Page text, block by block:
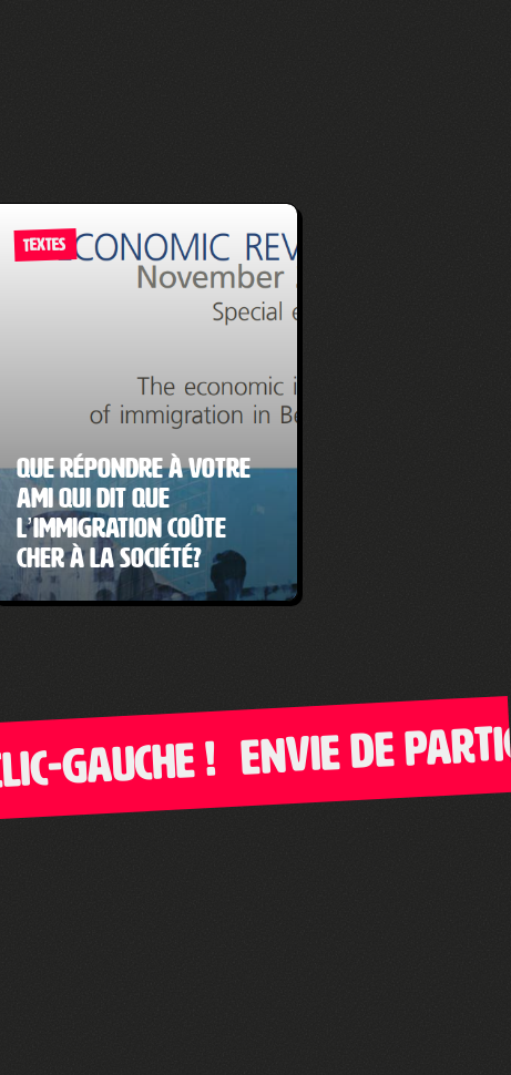
TEXTES
Que répondre à votre
ami qui dit que
l’immigration coûte
cher à la société?
!
Envie de